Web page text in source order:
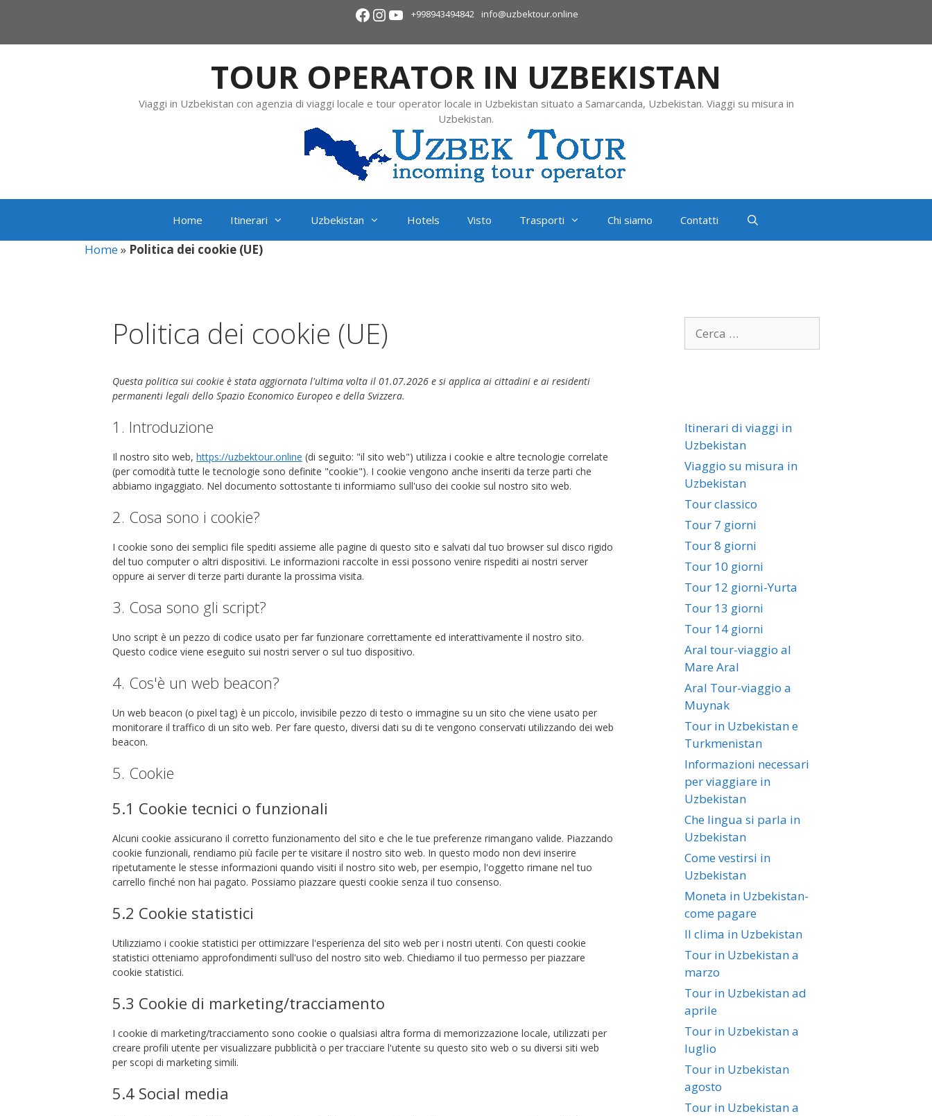
+998943494842 info@uzbektour.online
TOUR OPERATOR IN UZBEKISTAN
Viaggi in Uzbekistan con agenzia di viaggi locale e tour operator locale in Uzbekistan situato a Samarcanda, Uzbekistan. Viaggi su misura in
Uzbekistan.
Home Itinerari Uzbekistan Hotels Visto Trasporti Chi siamo Contatti
Home» Politica dei cookie (UE)
Politica dei cookie (UE)
Questa politica sui cookie è stata aggiornata l'ultima volta il 01.07.2026 e si applica ai cittadini e ai residenti
permanenti legali dello Spazio Economico Europeo e della Svizzera.
1. Introduzione
Il nostro sito web, https://uzbektour.online (di seguito: "il sito web") utilizza i cookie e altre tecnologie correlate
(per comodità tutte le tecnologie sono definite "cookie"). I cookie vengono anche inseriti da terze parti che
abbiamo ingaggiato. Nel documento sottostante ti informiamo sull'uso dei cookie sul nostro sito web.
2. Cosa sono i cookie?
I cookie sono dei semplici file spediti assieme alle pagine di questo sito e salvati dal tuo browser sul disco rigido
del tuo computer o altri dispositivi. Le informazioni raccolte in essi possono venire rispediti ai nostri server
oppure ai server di terze parti durante la prossima visita.
3. Cosa sono gli script?
Uno script è un pezzo di codice usato per far funzionare correttamente ed interattivamente il nostro sito.
Questo codice viene eseguito sui nostri server o sul tuo dispositivo.
4. Cos'è un web beacon?
Un web beacon (o pixel tag) è un piccolo, invisibile pezzo di testo o immagine su un sito che viene usato per
monitorare il traffico di un sito web. Per fare questo, diversi dati su di te vengono conservati utilizzando dei web
beacon.
5. Cookie
5.1 Cookie tecnici o funzionali
Alcuni cookie assicurano il corretto funzionamento del sito e che le tue preferenze rimangano valide. Piazzando
cookie funzionali, rendiamo più facile per te visitare il nostro sito web. In questo modo non devi inserire
ripetutamente le stesse informazioni quando visiti il nostro sito web, per esempio, l'oggetto rimane nel tuo
carrello finché non hai pagato. Possiamo piazzare questi cookie senza il tuo consenso.
5.2 Cookie statistici
Utilizziamo i cookie statistici per ottimizzare l'esperienza del sito web per i nostri utenti. Con questi cookie
statistici otteniamo approfondimenti sull'uso del nostro sito web. Chiediamo il tuo permesso per piazzare
cookie statistici.
5.3 Cookie di marketing/tracciamento
I cookie di marketing/tracciamento sono cookie o qualsiasi altra forma di memorizzazione locale, utilizzati per
creare profili utente per visualizzare pubblicità o per tracciare l'utente su questo sito web o su diversi siti web
per scopi di marketing simili.
5.4 Social media
Itinerari di viaggi in
Uzbekistan
Viaggio su misura in
Uzbekistan
Tour classico
Tour 7 giorni
Tour 8 giorni
Tour 10 giorni
Tour 12 giorni-Yurta
Tour 13 giorni
Tour 14 giorni
Aral tour-viaggio al
Mare Aral
Aral Tour-viaggio a
Muynak
Tour in Uzbekistan e
Turkmenistan
Informazioni necessari
per viaggiare in
Uzbekistan
Che lingua si parla in
Uzbekistan
Come vestirsi in
Uzbekistan
Moneta in Uzbekistan-
come pagare
Il clima in Uzbekistan
Tour in Uzbekistan a
marzo
Tour in Uzbekistan ad
aprile
Tour in Uzbekistan a
luglio
Tour in Uzbekistan
agosto
Tour in Uzbekistan a